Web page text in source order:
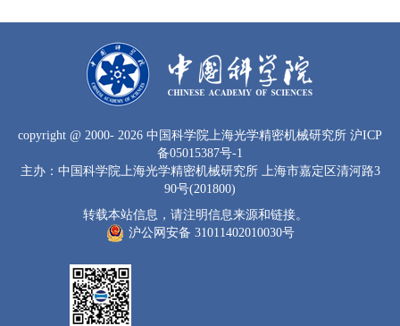
copyright @ 2000- 2026 中国科学院上海光学精密机械研究所 沪ICP
备05015387号-1
主办：中国科学院上海光学精密机械研究所 上海市嘉定区清河路3
90号(201800)
转载本站信息，请注明信息来源和链接。
沪公网安备 31011402010030号